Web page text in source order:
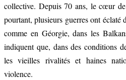
collective. Depuis 70 ans, le cœur
pourtant, plusieurs guerres ont éclaté
comme en Géorgie, dans les
indiquent que, dans des conditions
les vieilles rivalités et haines
violence.